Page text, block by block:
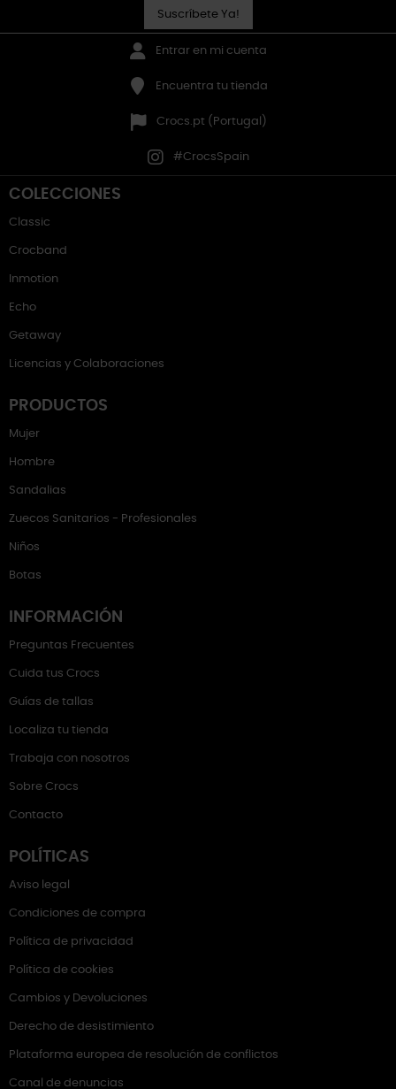
Suscríbete Ya!
Entrar en mi cuenta
Encuentra tu tienda
Crocs.pt (Portugal)
#CrocsSpain
COLECCIONES
Classic
Crocband
Inmotion
Echo
Getaway
Licencias y Colaboraciones
PRODUCTOS
Mujer
Hombre
Sandalias
Zuecos Sanitarios - Profesionales
Niños
Botas
INFORMACIÓN
Preguntas Frecuentes
Cuida tus Crocs
Guías de tallas
Localiza tu tienda
Trabaja con nosotros
Sobre Crocs
Contacto
POLÍTICAS
Aviso legal
Condiciones de compra
Política de privacidad
Política de cookies
Cambios y Devoluciones
Derecho de desistimiento
Plataforma europea de resolución de conflictos
Canal de denuncias